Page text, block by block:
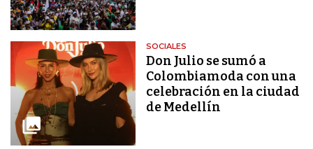
SOCIALES
Don Julio se sumó a
Colombiamoda con una
celebración en la ciudad
de Medellín